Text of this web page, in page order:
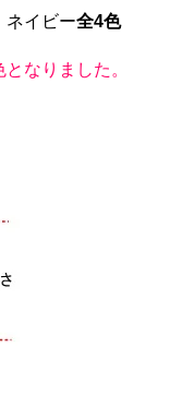
ネイビー全4色
なりました。